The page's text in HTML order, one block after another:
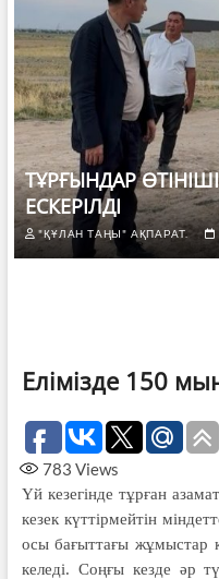
ТҰРҒЫНДАР
ЕСКЕРІЛДІ
"ҚҰЛАН ТАҢЫ" АҚПАРАТ.
Елімізде 150
783 Views
Үй кезегінде тұрған
кезек күттірмейтін
осы бағыттағы жұмыстар
келеді. Соңғы кезде әр